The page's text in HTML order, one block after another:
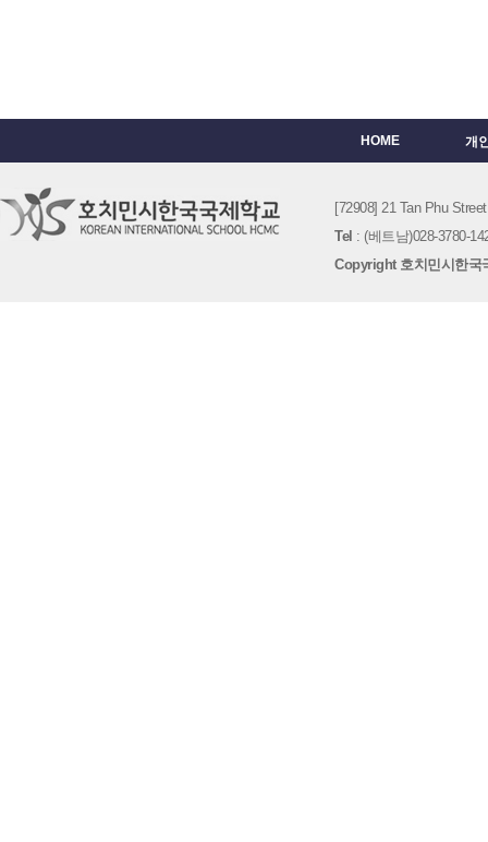
HOME 개
[72908] 21 Tan Phu
Tel : (베트남)028-3780-
Copyright 호치민시한국